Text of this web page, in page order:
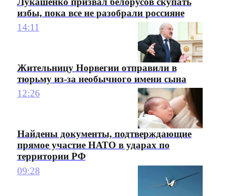
избы, пока все не разобрали россияне
14:11
Жительницу Норвегии отправили в
тюрьму из-за необычного имени сына
12:26
Найдены документы, подтверждающие
прямое участие НАТО в ударах по
территории РФ
09:28